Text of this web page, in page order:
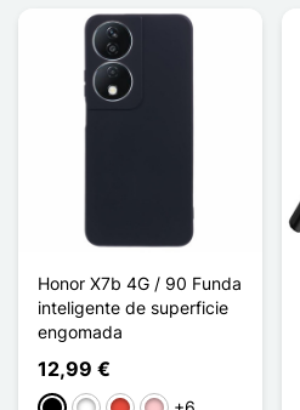
Honor X7b 4G / 90 Funda
inteligente de superficie
engomada
12,99 €